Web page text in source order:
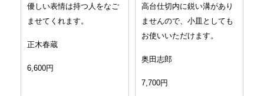
優しい表情は持つ人をなご
ませてくれます。
正木春蔵
6,600円
高台仕切内に鋭い溝があり
ませんので、小皿としても
お使いいただけます。
奥田志郎
7,700円